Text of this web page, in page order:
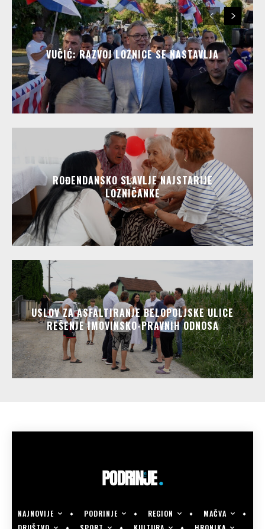
VUČIĆ: RAZVOJ LOZNICE SE NASTAVLJA
ROĐENDANSKO SLAVLJE NAJSTARIJE
LOZNIČANKE
USLOV ZA ASFALTIRANJE BELOPOLJSKE ULICE
REŠENJE IMOVINSKO-PRAVNIH ODNOSA
NAJNOVIJE PODRINJE REGION
MAČVA